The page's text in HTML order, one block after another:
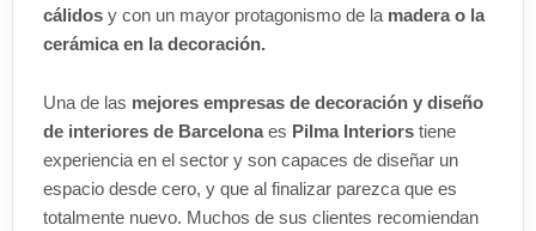
cálidos y con un mayor protagonismo de la madera o la
cerámica en la decoración.
Una de las mejores empresas de decoración y diseño
de interiores de Barcelonaes Pilma Interiors tiene
experiencia en el sector y son capaces de diseñar un
espacio desde cero, y que al finalizar parezca que es
totalmente nuevo. Muchos de sus clientes recomiendan